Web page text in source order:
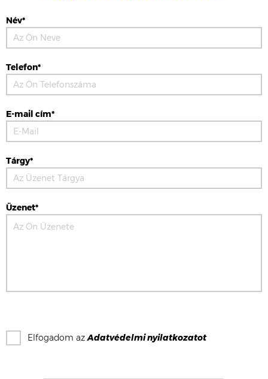
Név*
Telefon*
E-mail cím*
Tárgy*
Üzenet*
Elfogadom azAdatvédelmi nyilatkozatot